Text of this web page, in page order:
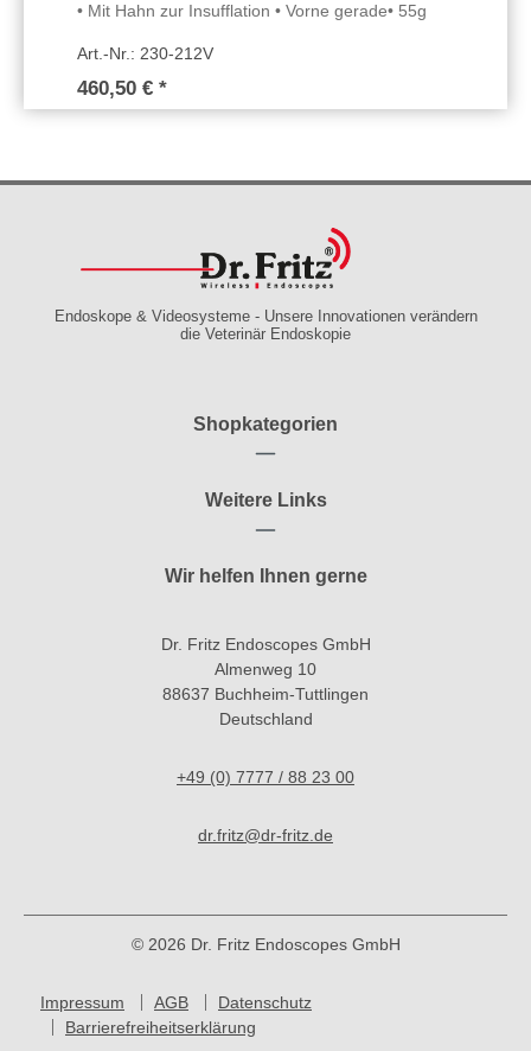
• Mit Hahn zur Insufflation • Vorne gerade• 55g
Art.-Nr.: 230-212V
460,50 € *
Endoskope & Videosysteme - Unsere Innovationen verändern
die Veterinär Endoskopie
Shopkategorien
Weitere Links
Wir helfen Ihnen gerne
Dr. Fritz Endoscopes GmbH
Almenweg 10
88637 Buchheim-Tuttlingen
Deutschland
+49 (0) 7777 / 88 23 00
dr.fritz@dr-fritz.de
© 2026 Dr. Fritz Endoscopes GmbH
Impressum AGB
Datenschutz
Barrierefreiheitserklärung